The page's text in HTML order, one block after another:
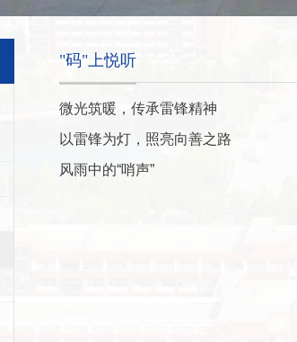
"码"上悦听
微光筑暖，传承雷锋精神
以雷锋为灯，照亮向善之路
风雨中的“哨声”